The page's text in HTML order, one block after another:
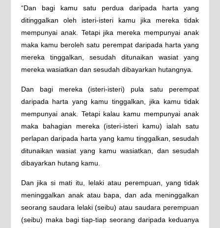
“Dan bagi kamu satu perdua daripada harta yang
ditinggalkan oleh isteri-isteri kamu jika mereka tidak
mempunyai anak. Tetapi jika mereka mempunyai anak
maka kamu beroleh satu perempat daripada harta yang
mereka tinggalkan, sesudah ditunaikan wasiat yang
mereka wasiatkan dan sesudah dibayarkan hutangnya.
Dan bagi mereka (isteri-isteri) pula satu perempat
daripada harta yang kamu tinggalkan, jika kamu tidak
mempunyai anak. Tetapi kalau kamu mempunyai anak
maka bahagian mereka (isteri-isteri kamu) ialah satu
perlapan daripada harta yang kamu tinggalkan, sesudah
ditunaikan wasiat yang kamu wasiatkan, dan sesudah
dibayarkan hutang kamu.
Dan jika si mati itu, lelaki atau perempuan, yang tidak
meninggalkan anak atau bapa, dan ada meninggalkan
seorang saudara lelaki (seibu) atau saudara perempuan
(seibu) maka bagi tiap-tiap seorang daripada keduanya